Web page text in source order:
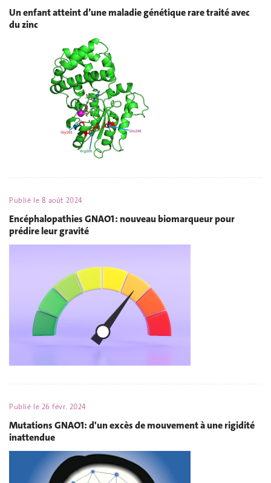
Un enfant atteint d’une maladie génétique rare traité avec
du zinc
Publié le 8 août 2024
Encéphalopathies GNAO1 : nouveau biomarqueur pour
prédire leur gravité
Publié le 26 févr. 2024
Mutations GNAO1: d'un excès de mouvement à une rigidité
inattendue